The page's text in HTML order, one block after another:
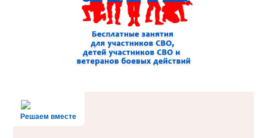
Решаем вместе